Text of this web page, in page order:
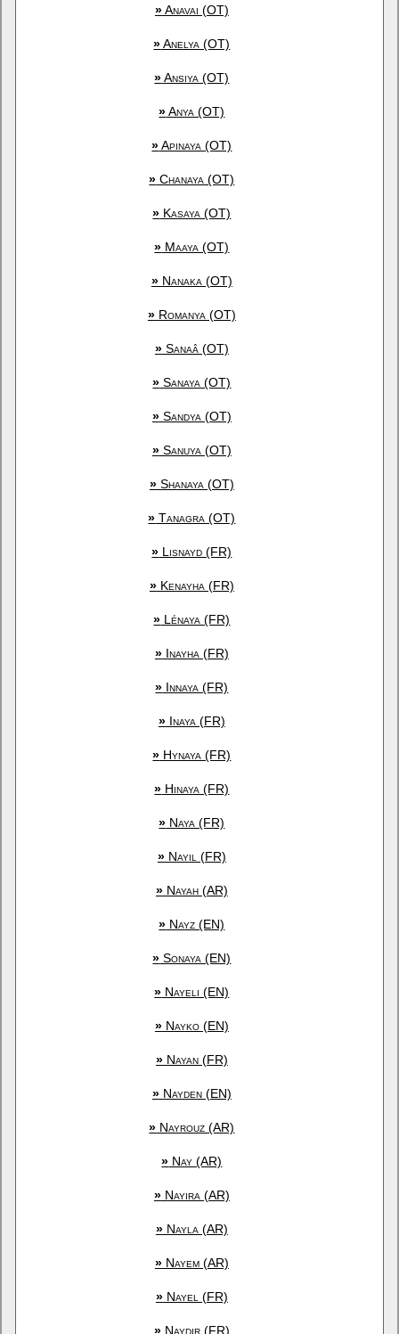
»Anavai (OT)
»Anelya (OT)
»Ansiya (OT)
»Anya (OT)
»Apinaya (OT)
» Chanaya (OT)
» Kasaya (OT)
» Maaya (OT)
»Nanaka (OT)
»Romanya (OT)
»Sanaâ (OT)
» Sanaya (OT)
»Sandya (OT)
»Sanuya (OT)
»Shanaya (OT)
» Tanagra (OT)
» Lisnayd (FR)
»Kenayha (FR)
» Lénaya (FR)
»Inayha (FR)
» Innaya (FR)
»Inaya (FR)
» Hynaya (FR)
» Hinaya (FR)
» Naya (FR)
»Nayil (FR)
»Nayah (AR)
» Nayz (EN)
» Sonaya (EN)
» Nayeli (EN)
»Nayko (EN)
»Nayan (FR)
»Nayden (EN)
» Nayrouz (AR)
» Nay (AR)
»Nayira (AR)
»Nayla (AR)
»Nayem (AR)
»Nayel (FR)
»Naydir (FR)